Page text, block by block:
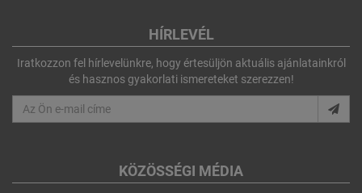
HÍRLEVÉL
Iratkozzon fel hírlevelünkre, hogy értesüljön aktuális ajánlatainkról
és hasznos gyakorlati ismereteket szerezzen!
KÖZÖSSÉGI MÉDIA